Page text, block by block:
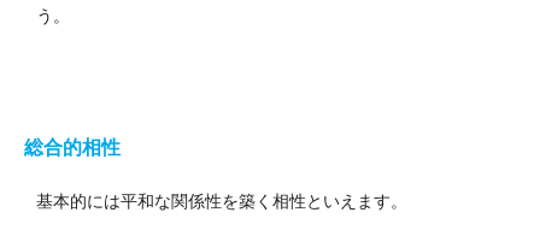
う。
総合的相性
基本的には平和な関係性を築く相性といえます。